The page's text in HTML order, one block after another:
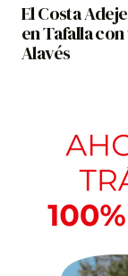
El Costa
en Tafalla
Alavés